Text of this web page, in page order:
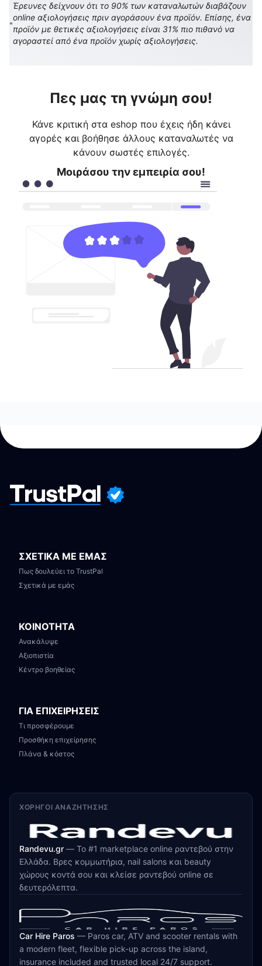
Έρευνες δείχνουν ότι το 90% των καταναλωτών διαβάζουν
online αξιολογήσεις πριν αγοράσουν ένα προϊόν. Επίσης, ένα
προϊόν με θετικές αξιολογήσεις είναι 31% πιο πιθανό να
αγοραστεί από ένα προϊόν χωρίς αξιολογήσεις.
Πες μας τη γνώμη σου!
Κάνε κριτική στα eshop που έχεις ήδη κάνει
αγορές και βοήθησε άλλους καταναλωτές να
κάνουν σωστές επιλογές.
Μοιράσου την εμπειρία σου!
ΣΧΕΤΙΚΑ ΜΕ ΕΜΑΣ
Πως δουλεύει το TrustPal
Σχετικά με εμάς
ΚΟΙΝΟΤΗΤΑ
Ανακάλυψε
Αξιοπιστία
Κέντρο βοηθείας
ΓΙΑ ΕΠΙΧΕΙΡΗΣΕΙΣ
Τι προσφέρουμε
Προσθήκη επιχείρησης
Πλάνα & κόστος
ΧΟΡΗΓΟΊ ΑΝΑΖΉΤΗΣΗΣ
Randevu.gr — Το #1 marketplace online ραντεβού στην
Ελλάδα. Βρες κομμωτήρια, nail salons και beauty
χώρους κοντά σου και κλείσε ραντεβού online σε
δευτερόλεπτα.
Car Hire Paros — Paros car, ATV and scooter rentals with
a modern fleet, flexible pick-up across the island,
insurance included and trusted local 24/7 support.